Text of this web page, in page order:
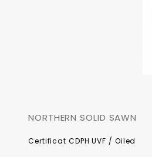
NORTHERN SOLID SAWN
Certificat CDPH UVF / Oiled